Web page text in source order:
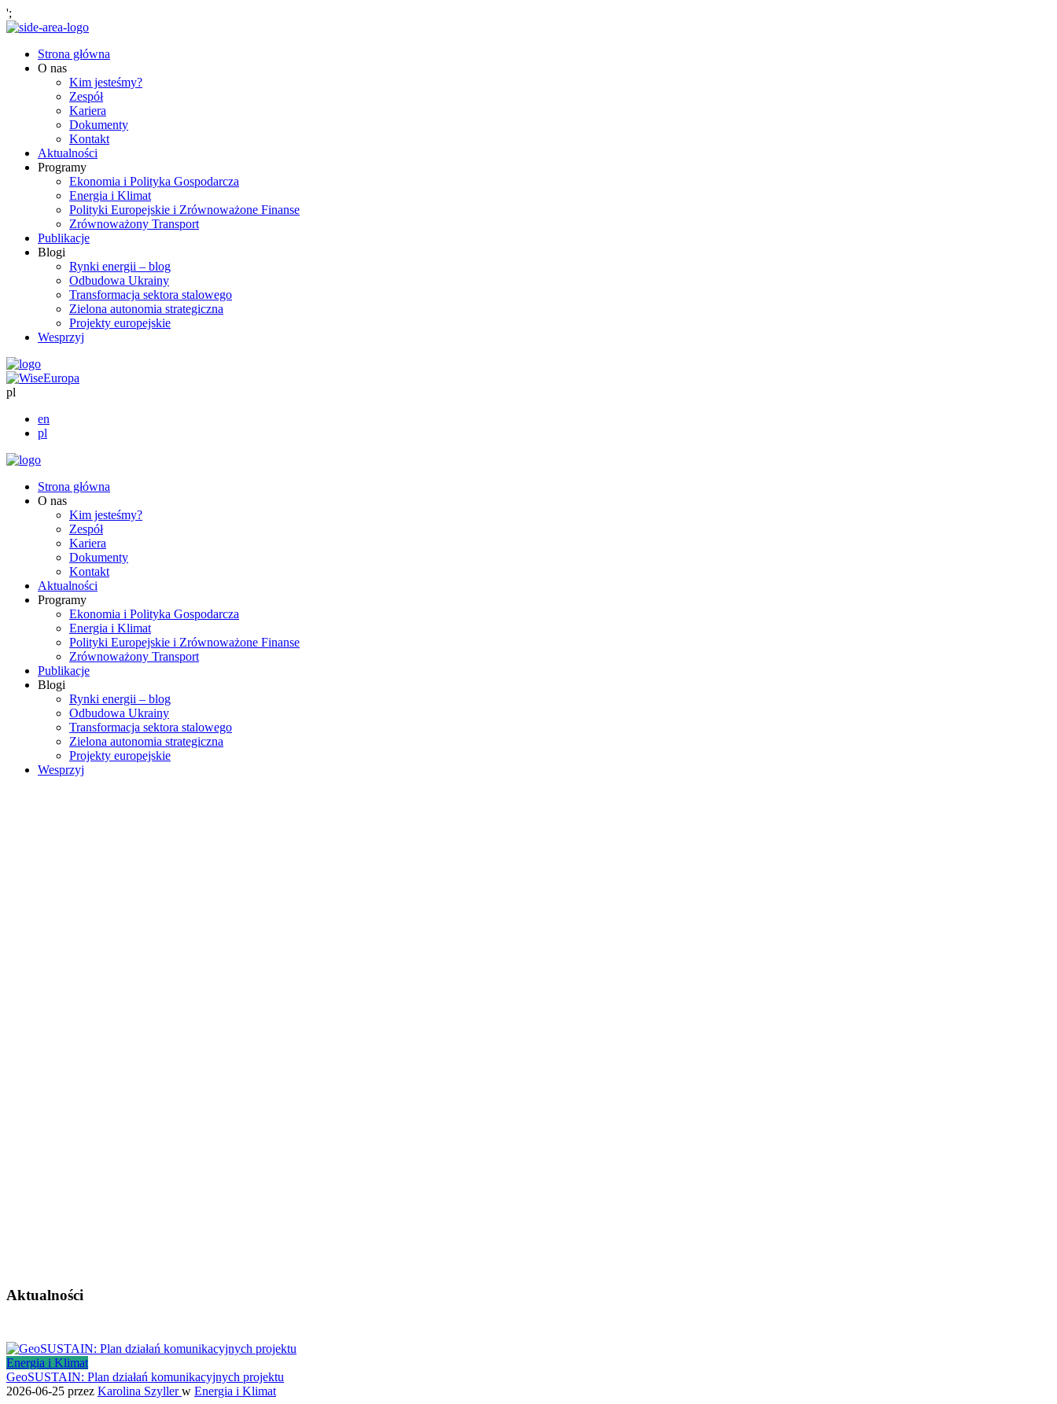
';
Strona główna
O nas
Kim jesteśmy?
Zespół
Kariera
Dokumenty
Kontakt
Aktualności
Programy
Ekonomia i Polityka Gospodarcza
Energia i Klimat
Polityki Europejskie i Zrównoważone Finanse
Zrównoważony Transport
Publikacje
Blogi
Rynki energii – blog
Odbudowa Ukrainy
Transformacja sektora stalowego
Zielona autonomia strategiczna
Projekty europejskie
Wesprzyj
pl
en
pl
Strona główna
O nas
Kim jesteśmy?
Zespół
Kariera
Dokumenty
Kontakt
Aktualności
Programy
Ekonomia i Polityka Gospodarcza
Energia i Klimat
Polityki Europejskie i Zrównoważone Finanse
Zrównoważony Transport
Publikacje
Blogi
Rynki energii – blog
Odbudowa Ukrainy
Transformacja sektora stalowego
Zielona autonomia strategiczna
Projekty europejskie
Wesprzyj
Aktualności
Energia i Klimat
GeoSUSTAIN: Plan działań komunikacyjnych projektu
2026-06-25 przez Karolina Szyllerw Energia i Klimat